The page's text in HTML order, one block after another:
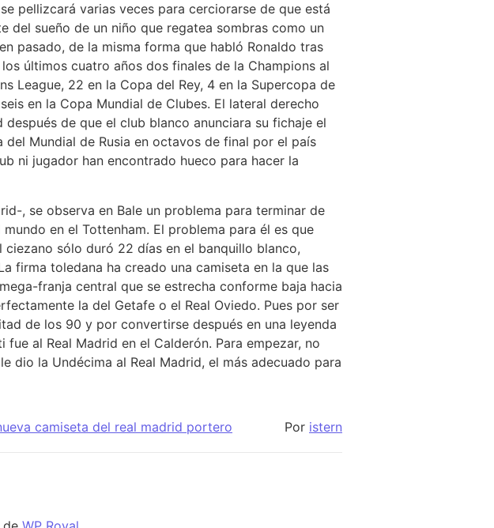
pellizcará varias veces para cerciorarse de que está
sueño de un niño que regatea sombras como un
pasado, de la misma forma que habló Ronaldo tras
últimos cuatro años dos finales de la Champions al
League, 22 en la Copa del Rey, 4 en la Supercopa de
en la Copa Mundial de Clubes. El lateral derecho
de que el club blanco anunciara su fichaje el
Mundial de Rusia en octavos de final por el país
ni jugador han encontrado hueco para hacer la
, se observa en Bale un problema para terminar de
en el Tottenham. El problema para él es que
sólo duró 22 días en el banquillo blanco,
firma toledana ha creado una camiseta en la que las
franja central que se estrecha conforme baja hacia
la del Getafe o el Real Oviedo. Pues por ser
de los 90 y por convertirse después en una leyenda
al Real Madrid en el Calderón. Para empezar, no
dio la Undécima al Real Madrid, el más adecuado para
camiseta del real madrid portero Por istern